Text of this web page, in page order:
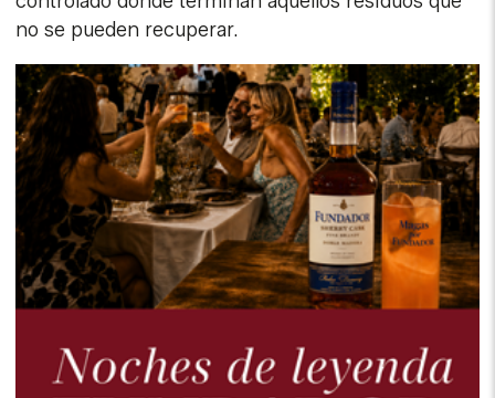
no se pueden recuperar.